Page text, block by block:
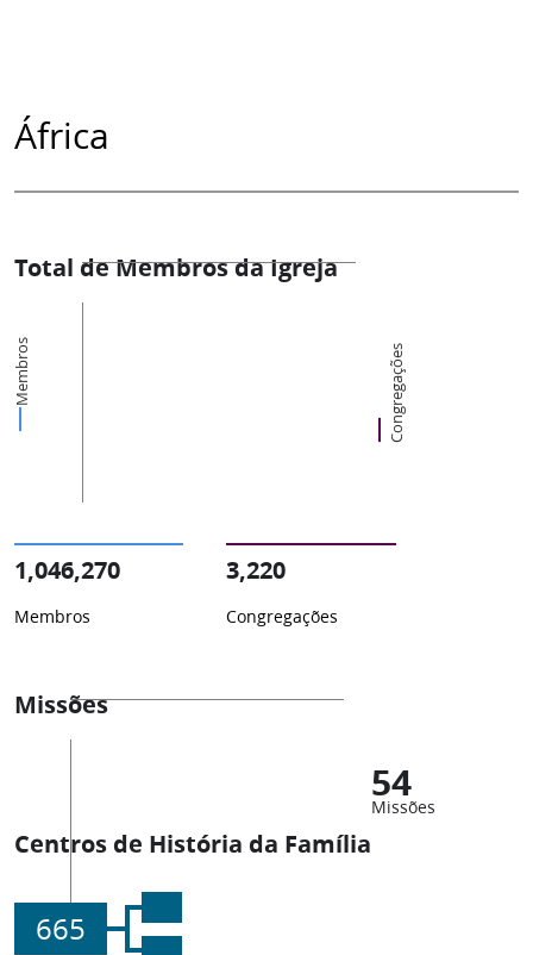
África
Total de Membros da Igreja
Membros Congregações
1,046,270
Membros
3,220
Congregações
Missões
54
Missões
Centros de História da Família
665